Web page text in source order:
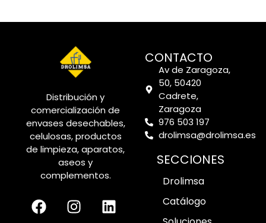
Distribución y
comercialización de
envases desechables,
celulosas, productos
de limpieza, aparatos,
aseos y
complementos.
CONTACTO
Av de Zaragoza,
50, 50420
Cadrete,
Zaragoza
976 503 197
drolimsa@drolimsa.es
SECCIONES
Drolimsa
Catálogo